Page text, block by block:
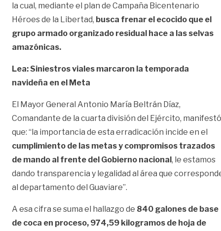
la cual, mediante el plan de Campaña Bicentenario
Héroes de la Libertad, busca frenar el ecocido que el
grupo armado organizado residual hace a las selvas
amazónicas.
Lea: Siniestros viales marcaron la temporada
navideña en el Meta
El Mayor General Antonio María Beltrán Díaz,
Comandante de la cuarta división del Ejército, manifestó
que: “la importancia de esta erradicación incide en el
cumplimiento de las metas y compromisos trazados
de mando al frente del Gobierno nacional, le estamos
dando transparencia y legalidad al área que
al departamento del Guaviare”.
A esa cifra se suma el hallazgo de 840 galones de base
de coca en proceso, 974,59 kilogramos de hoja de